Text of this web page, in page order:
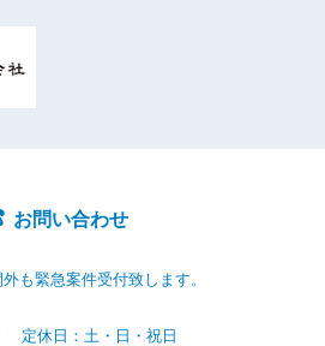
お問い合わせ
も緊急案件受付致します。
定休日：土・日・祝日